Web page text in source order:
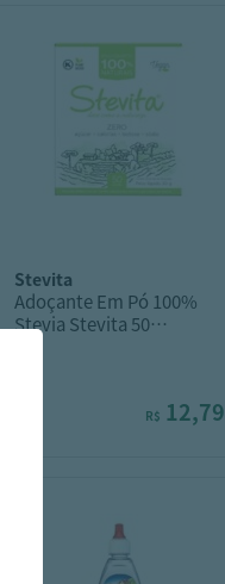
stevita
Adoçante Em Pó 100%
Stevia Stevita 50
R$ 12,79